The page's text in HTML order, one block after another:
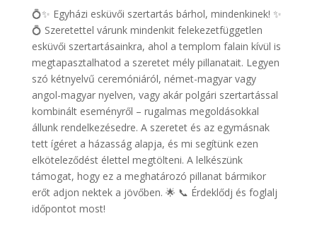
💍✨ Egyházi esküvői szertartás bárhol, mindenkinek! ✨
💍 Szeretettel várunk mindenkit felekezetfüggetlen
esküvői szertartásainkra, ahol a templom falain kívül is
megtapasztalhatod a szeretet mély pillanatait. Legyen
szó kétnyelvű ceremóniáról, német-magyar vagy
angol-magyar nyelven, vagy akár polgári szertartással
kombinált eseményről – rugalmas megoldásokkal
állunk rendelkezésedre. A szeretet és az egymásnak
tett ígéret a házasság alapja, és mi segítünk ezen
elköteleződést élettel megtölteni. A lelkészünk
támogat, hogy ez a meghatározó pillanat bármikor
erőt adjon nektek a jövőben. 🌟 📞 Érdeklődj és foglalj
időpontot most!